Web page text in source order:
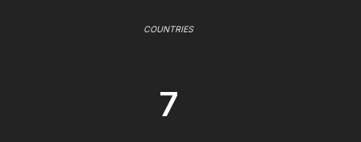
COUNTRIES
7